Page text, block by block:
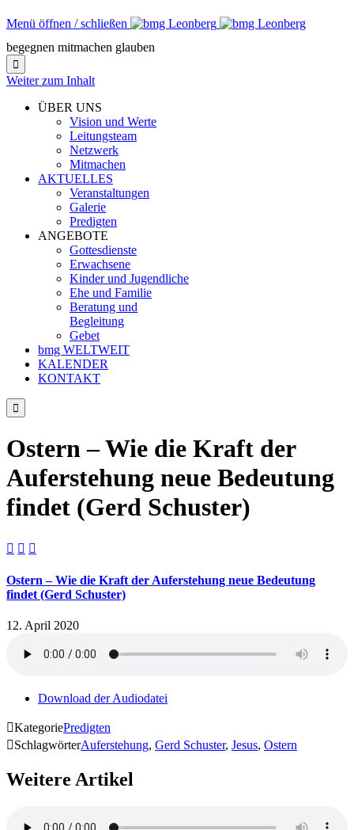
Menü öffnen / schließen
begegnen mitmachen glauben

Weiter zum Inhalt
ÜBER UNS
Vision und Werte
Leitungsteam
Netzwerk
Mitmachen
AKTUELLES
Veranstaltungen
Galerie
Predigten
ANGEBOTE
Gottesdienste
Erwachsene
Kinder und Jugendliche
Ehe und Familie
Beratung und
Begleitung
Gebet
bmg WELTWEIT
KALENDER
KONTAKT

Ostern – Wie die Kraft der
Auferstehung neue Bedeutung
findet (Gerd Schuster)
  
Ostern – Wie die Kraft der Auferstehung neue Bedeutung
findet (Gerd Schuster)
12. April 2020
Download der Audiodatei
KategoriePredigten
SchlagwörterAuferstehung, Gerd Schuster, Jesus, Ostern
Weitere Artikel